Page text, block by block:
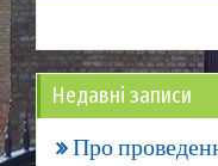
Недавні записи
Про